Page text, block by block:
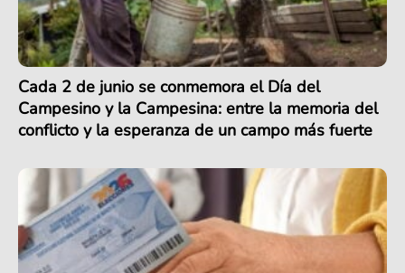
Cada 2 de junio se conmemora el Día del
Campesino y la Campesina: entre la memoria del
conflicto y la esperanza de un campo más fuerte